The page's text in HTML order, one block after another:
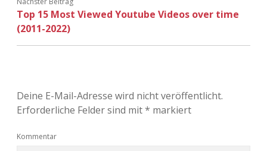
Top 15 Most Viewed Youtube Videos over time
(2011-2022)
Deine E-Mail-Adresse wird nicht veröffentlicht.
Erforderliche Felder sind mit* markiert
Kommentar